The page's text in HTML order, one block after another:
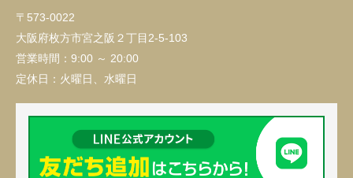
〒573-0022
大阪府枚方市宮之阪２丁目2-5-103
営業時間： 9:00 ～ 20:00
定休日： 火曜日、水曜日